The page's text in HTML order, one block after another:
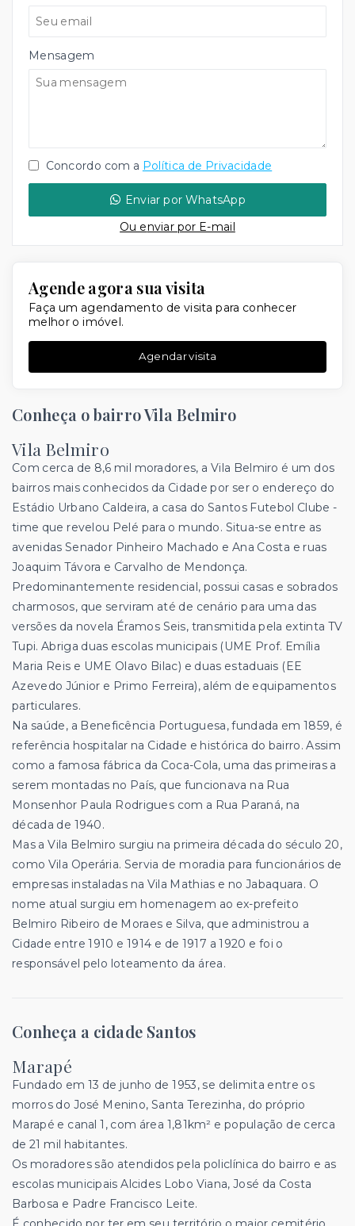
Mensagem
Concordo com a Política de Privacidade
Enviar por WhatsApp
Ou enviar por E-mail
Agende agora sua visita
Faça um agendamento de visita para conhecer
melhor o imóvel.
Agendar visita
Conheça o bairro Vila Belmiro
Vila Belmiro
Com cerca de 8,6 mil moradores, a Vila Belmiro é um dos
bairros mais conhecidos da Cidade por ser o endereço do
Estádio Urbano Caldeira, a casa do Santos Futebol Clube -
time que revelou Pelé para o mundo. Situa-se entre as
avenidas Senador Pinheiro Machado e Ana Costa e ruas
Joaquim Távora e Carvalho de Mendonça.
Predominantemente residencial, possui casas e sobrados
charmosos, que serviram até de cenário para uma das
versões da novela Éramos Seis, transmitida pela extinta TV
Tupi. Abriga duas escolas municipais (UME Prof. Emília
Maria Reis e UME Olavo Bilac) e duas estaduais (EE
Azevedo Júnior e Primo Ferreira), além de equipamentos
particulares.
Na saúde, a Beneficência Portuguesa, fundada em 1859, é
referência hospitalar na Cidade e histórica do bairro. Assim
como a famosa fábrica da Coca-Cola, uma das primeiras a
serem montadas no País, que funcionava na Rua
Monsenhor Paula Rodrigues com a Rua Paraná, na
década de 1940.
Mas a Vila Belmiro surgiu na primeira década do século 20,
como Vila Operária. Servia de moradia para funcionários de
empresas instaladas na Vila Mathias e no Jabaquara. O
nome atual surgiu em homenagem ao ex-prefeito
Belmiro Ribeiro de Moraes e Silva, que administrou a
Cidade entre 1910 e 1914 e de 1917 a 1920 e foi o
responsável pelo loteamento da área.
Conheça a cidade Santos
Marapé
Fundado em 13 de junho de 1953, se delimita entre os
morros do José Menino, Santa Terezinha, do próprio
Marapé e canal 1, com área 1,81km² e população de cerca
de 21 mil habitantes.
Os moradores são atendidos pela policlínica do bairro e as
escolas municipais Alcides Lobo Viana, José da Costa
Barbosa e Padre Francisco Leite.